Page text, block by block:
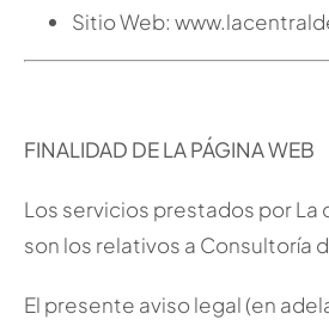
Sitio Web:
FINALIDAD DE LA PÁGINA WEB
Los servicios prestados por
son los relativos a Consultoría
El presente aviso legal (en